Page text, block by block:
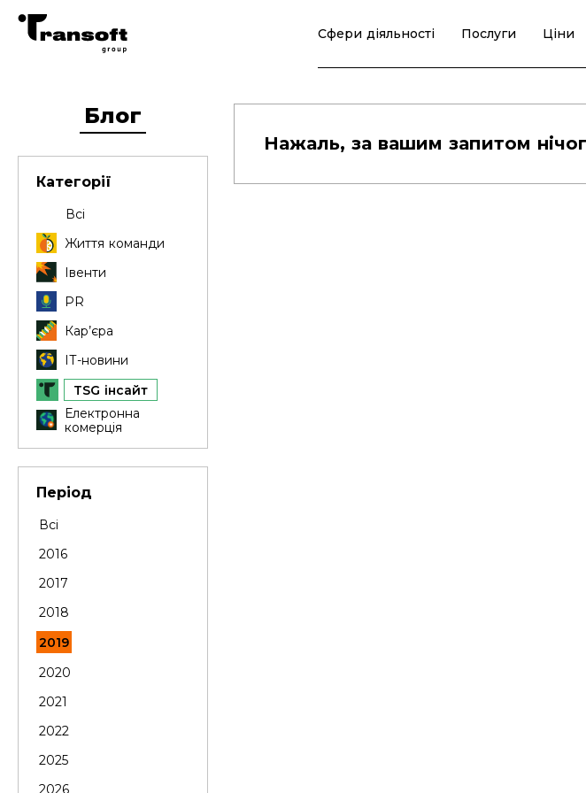
Сфери діяльності Послуги Ціни
Блог
Категорії
Всі
Життя команди
Івенти
PR
Кар’єра
ІТ-новини
TSG інсайт
Електронна
комерція
Період
Всі
2016
2017
2018
2019
2020
2021
2022
2025
2026
Нажаль, за вашим запитом